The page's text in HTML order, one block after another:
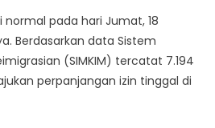
normal pada hari Jumat, 18
Berdasarkan data Sistem
(SIMKIM) tercatat 7.194
perpanjangan izin tinggal di